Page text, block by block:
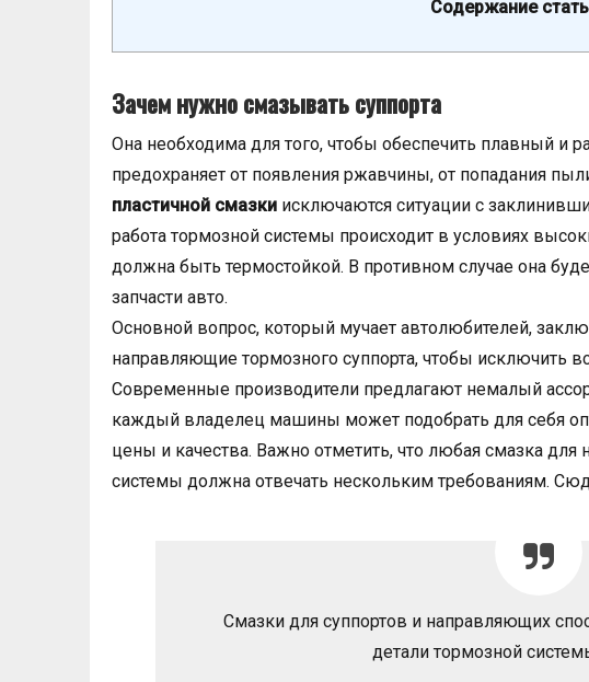
Содержание
Зачем нужно смазывать суппорта
Она необходима для того, чтобы обеспечить плавный и
предохраняет от появления ржавчины, от попадания
пластичной смазки исключаются ситуации с
работа тормозной системы происходит в условиях
должна быть термостойкой. В противном случае она
запчасти авто.
Основной вопрос, который мучает автолюбителей,
направляющие тормозного суппорта, чтобы исключить
Современные производители предлагают немалый
каждый владелец машины может подобрать для себя
цены и качества. Важно отметить, что любая смазка
системы должна отвечать нескольким требованиям.
Смазки для суппортов и направляющих
детали тормозной